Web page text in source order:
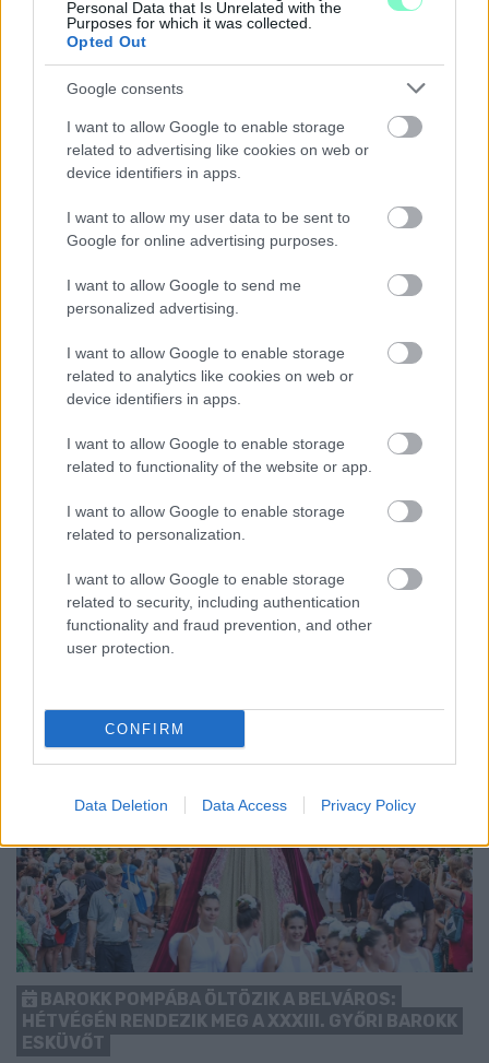
Personal Data that Is Unrelated with the
Purposes for which it was collected.
Opted Out
Google consents
I want to allow Google to enable storage
related to advertising like cookies on web or
device identifiers in apps.
I want to allow my user data to be sent to
Google for online advertising purposes.
I want to allow Google to send me
personalized advertising.
I want to allow Google to enable storage
related to analytics like cookies on web or
device identifiers in apps.
I want to allow Google to enable storage
related to functionality of the website or app.
I want to allow Google to enable storage
related to personalization.
I want to allow Google to enable storage
related to security, including authentication
functionality and fraud prevention, and other
user protection.
CONFIRM
Data Deletion Data Access Privacy Policy
ENERGIATAKARÉKOSSÁG: KORÁBBAN KEZDŐDIK
A GYŐRI AUDI ETO KC PÉNTEKI FELKÉSZÜLÉSI
MÉRKŐZÉSE
Az energiaellátás tehermentesítése érdekében másfél órával
előrébb hozták a Brest Bretagne Handball elleni találkozó
BAROKK POMPÁBA ÖLTÖZIK A BELVÁROS:
HÉTVÉGÉN RENDEZIK MEG A XXXIII. GYŐRI BAROKK
ESKÜVŐT